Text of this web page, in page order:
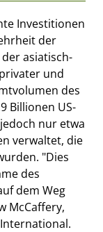
Investitionen
der
asiatisch-
und
des
Billionen US-
nur etwa
verwaltet, die
"Dies
des
dem Weg
McCaffery,